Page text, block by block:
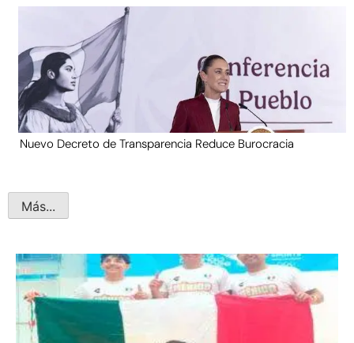
Nuevo Decreto de Transparencia Reduce Burocracia
Más...